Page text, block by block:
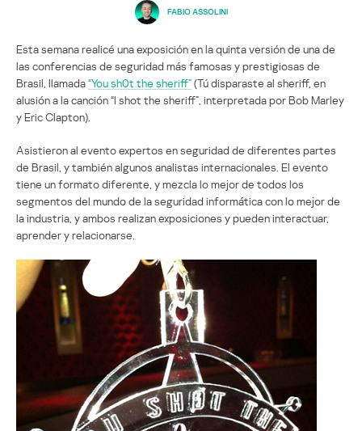
FABIO ASSOLINI
Esta semana realicé una exposición en la quinta versión de una de
las conferencias de seguridad más famosas y prestigiosas de
Brasil, llamada“You sh0t the sheriff”(Tú disparaste al sheriff, en
alusión a la canción “I shot the sheriff”, interpretada por Bob Marley
y Eric Clapton).
Asistieron al evento expertos en seguridad de diferentes partes
de Brasil, y también algunos analistas internacionales. El evento
tiene un formato diferente, y mezcla lo mejor de todos los
segmentos del mundo de la seguridad informática con lo mejor de
la industria, y ambos realizan exposiciones y pueden interactuar,
aprender y relacionarse.